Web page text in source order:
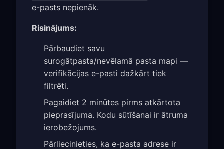
e-pasts nepienāk.
Risinājums:
Pārbaudiet savu
surogātpasta/nevēlamā pasta mapi —
verifikācijas e-pasti dažkārt tiek
filtrēti.
Pagaidiet 2 minūtes pirms atkārtota
pieprasījuma. Kodu sūtīšanai ir ātruma
ierobežojums.
Pārliecinieties, ka e-pasta adrese ir